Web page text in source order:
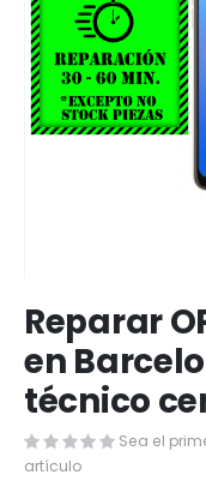
al
comienzo
de
la
galería
de
imágenes
Reparar
en
técnico
Sea el
artículo